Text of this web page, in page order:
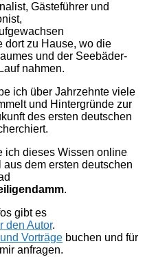
Gästeführer und
dort zu Hause, wo die
und der Seebäder-
nahmen.
ich über Jahrzehnte viele
und Hintergründe zur
des ersten deutschen
ich dieses Wissen online
dem ersten deutschen
.
gibt es
den Autor.
Vorträge buchen und für
anfragen.